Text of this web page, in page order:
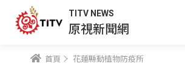
TITV NEWS
原視新聞網
首頁 花蓮縣動植物防疫所